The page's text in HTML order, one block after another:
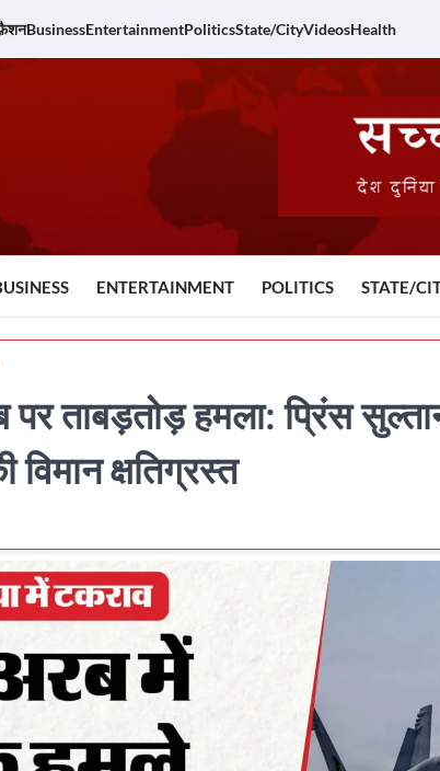
BusinessEntertainmentPoliticsState/CityVideosHealth
ENTERTAINMENT POLITICS STATE/
ताबड़तोड़ हमला: प्रिंस
विमान क्षतिग्रस्त